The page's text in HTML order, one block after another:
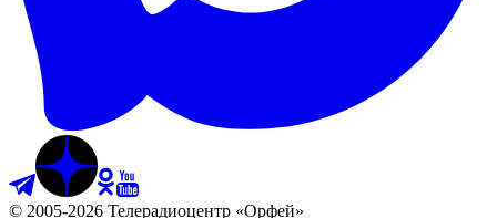
© 2005-2026 Телерадиоцентр «Орфей»